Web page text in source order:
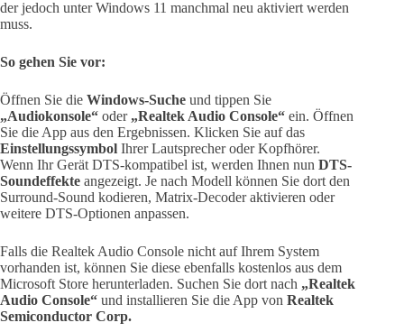
der jedoch unter Windows 11 manchmal neu aktiviert werden
muss.
So gehen Sie vor:
Öffnen Sie die Windows-Suche und tippen Sie
„Audiokonsole“ oder „Realtek Audio Console“ ein. Öffnen
Sie die App aus den Ergebnissen. Klicken Sie auf das
Einstellungssymbol Ihrer Lautsprecher oder Kopfhörer.
Wenn Ihr Gerät DTS-kompatibel ist, werden Ihnen nun DTS-
Soundeffekte angezeigt. Je nach Modell können Sie dort den
Surround-Sound kodieren, Matrix-Decoder aktivieren oder
weitere DTS-Optionen anpassen.
Falls die Realtek Audio Console nicht auf Ihrem System
vorhanden ist, können Sie diese ebenfalls kostenlos aus dem
Microsoft Store herunterladen. Suchen Sie dort nach „Realtek
Audio Console“ und installieren Sie die App von Realtek
Semiconductor Corp.